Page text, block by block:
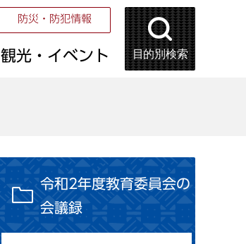
防災・防犯情報
観光・イベント 目的別検索
令和2年度教育委員会の
会議録